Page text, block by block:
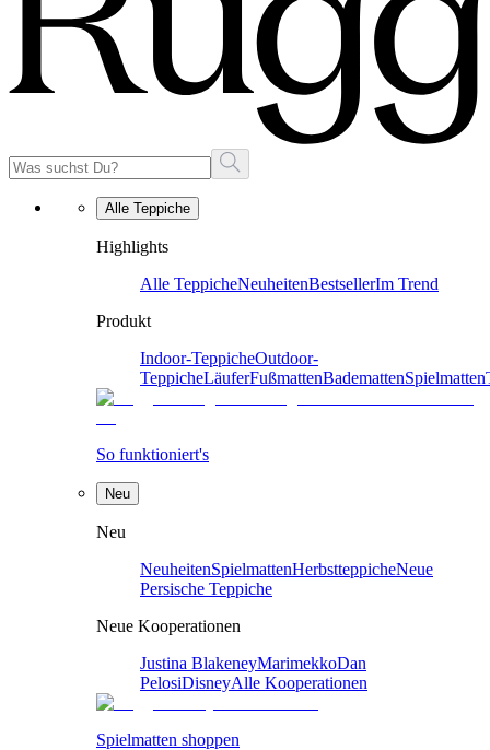
Alle Teppiche
Highlights
Alle TeppicheNeuheitenBestsellerIm Trend
Produkt
Indoor-TeppicheOutdoor-
TeppicheLäuferFußmattenBademattenSpielmatten
So funktioniert's
Neu
Neu
NeuheitenSpielmattenHerbstteppicheNeue
Persische Teppiche
Neue Kooperationen
Justina BlakeneyMarimekkoDan
PelosiDisneyAlle Kooperationen
Spielmatten shoppen